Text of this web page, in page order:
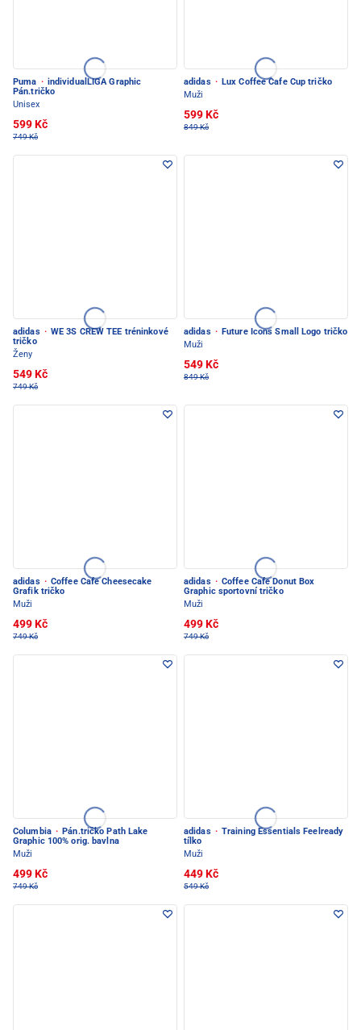
Puma · individualLIGA Graphic
Pán.tričko
Unisex
599 Kč
749 Kč
adidas · Lux Coffee Cafe Cup tričko
Muži
599 Kč
849 Kč
adidas · WE 3S CREW TEE tréninkové
tričko
Ženy
549 Kč
749 Kč
adidas · Future Icons Small Logo tričko
Muži
549 Kč
849 Kč
adidas · Coffee Cafe Cheesecake
Grafik tričko
Muži
499 Kč
749 Kč
adidas · Coffee Cafe Donut Box
Graphic sportovní tričko
Muži
499 Kč
749 Kč
Columbia · Pán.tričko Path Lake
Graphic 100% orig. bavlna
Muži
499 Kč
749 Kč
adidas · Training Essentials Feelready
tílko
Muži
449 Kč
549 Kč